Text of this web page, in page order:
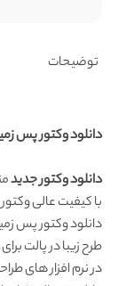
توضیحات
دانلود وکتور پس
دانلود وکتور جدید
با کیفیت عالی
دانلود وکتور پس
طرح زیبا در پالت
در نرم افزار های